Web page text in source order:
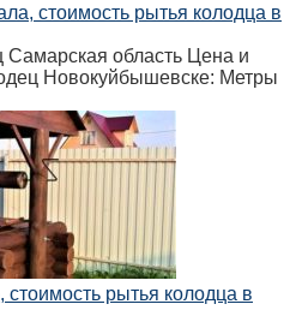
стоимость рытья колодца в
Самарская область Цена и
Новокуйбышевске: Метры
рытья колодца в